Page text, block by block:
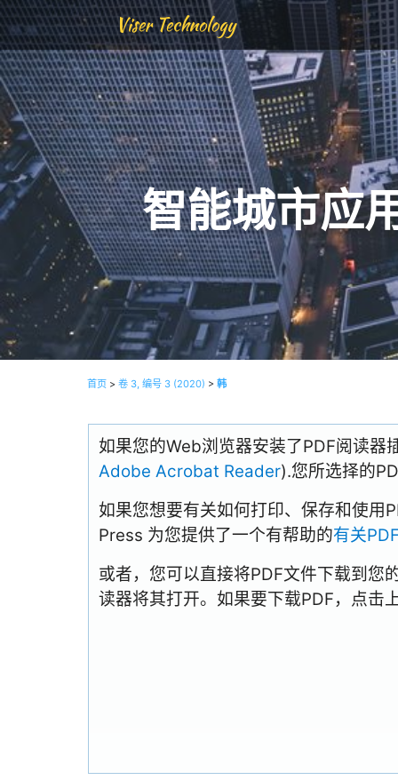
Viser Technology
智能城市应
首页 > 卷 3, 编号 3 (2020) > 韩
如果您的Web浏览器安装了PDF阅读器
Adobe Acrobat Reader).您所选择的
如果您想要有关如何打印、保存和使用
Press 为您提供了一个有帮助的有关
或者，您可以直接将PDF文件下载到您
读器将其打开。如果要下载PDF，点击